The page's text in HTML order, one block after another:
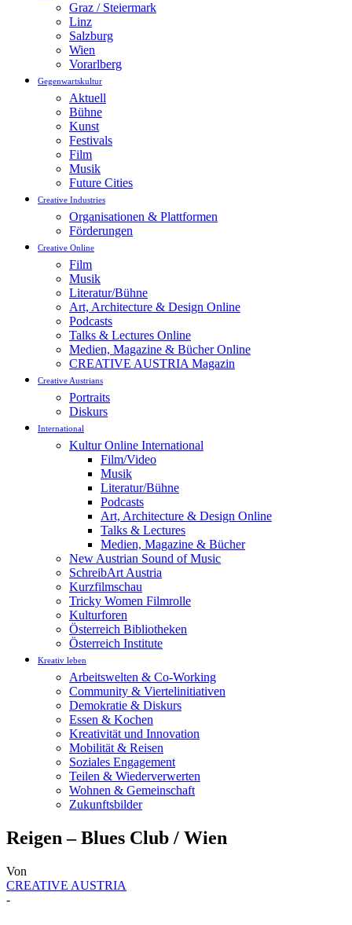
Graz / Steiermark
Linz
Salzburg
Wien
Vorarlberg
Gegenwartskultur
Aktuell
Bühne
Kunst
Festivals
Film
Musik
Future Cities
Creative Industries
Organisationen & Plattformen
Förderungen
Creative Online
Film
Musik
Literatur/Bühne
Art, Architecture & Design Online
Podcasts
Talks & Lectures Online
Medien, Magazine & Bücher Online
CREATIVE AUSTRIA Magazin
Creative Austrians
Portraits
Diskurs
International
Kultur Online International
Film/Video
Musik
Literatur/Bühne
Podcasts
Art, Architecture & Design Online
Talks & Lectures
Medien, Magazine & Bücher
New Austrian Sound of Music
SchreibArt Austria
Kurzfilmschau
Tricky Women Filmrolle
Kulturforen
Österreich Bibliotheken
Österreich Institute
Kreativ leben
Arbeitswelten & Co-Working
Community & Viertelinitiativen
Demokratie & Diskurs
Essen & Kochen
Kreativität und Innovation
Mobilität & Reisen
Soziales Engagement
Teilen & Wiederverwerten
Wohnen & Gemeinschaft
Zukunftsbilder
Reigen – Blues Club / Wien
Von
CREATIVE AUSTRIA
-